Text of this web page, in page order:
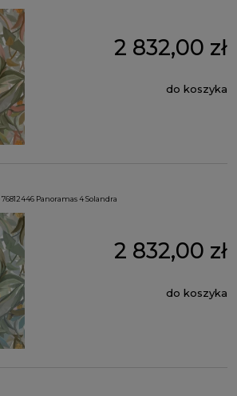
2 832,00 zł
do koszyka
Panoramas 4 Solandra
2 832,00 zł
do koszyka